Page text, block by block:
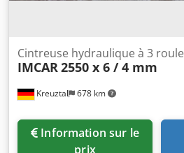
Kreuztal 678 km
Cintreuse hydraulique à 3
IMCAR2550 x 6 / 4 mm
prix